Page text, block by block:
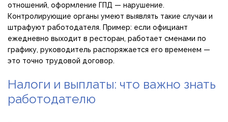
отношений, оформление ГПД — нарушение.
Контролирующие органы умеют выявлять такие случаи и
штрафуют работодателя. Пример: если официант
ежедневно выходит в ресторан, работает сменами по
графику, руководитель распоряжается его временем —
это точно трудовой договор.
Налоги и выплаты: что важно знать
работодателю